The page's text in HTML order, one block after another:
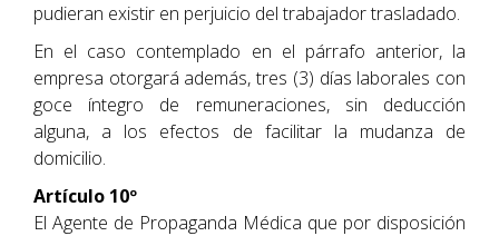
pudieran existir en perjuicio del trabajador trasladado.
En el caso contemplado en el párrafo anterior, la
empresa otorgará además, tres (3) días laborales con
goce íntegro de remuneraciones, sin deducción
alguna, a los efectos de facilitar la mudanza de
domicilio.
Artículo 10º
El Agente de Propaganda Médica que por disposición